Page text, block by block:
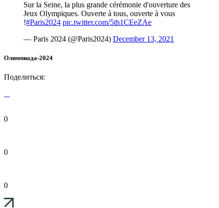
Sur la Seine, la plus grande cérémonie d'ouverture des
Jeux Olympiques. Ouverte à tous, ouverte à vous
!#Paris2024 pic.twitter.com/5th1CEeZAe
— Paris 2024 (@Paris2024) December 13, 2021
Олимпиада-2024
Поделиться:
0
0
0